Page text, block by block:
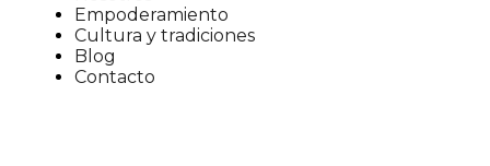
Empoderamiento
Cultura y tradiciones
Blog
Contacto